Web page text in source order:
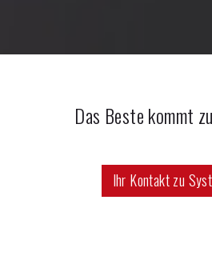
Das Beste kommt
Ihr Kontakt zu